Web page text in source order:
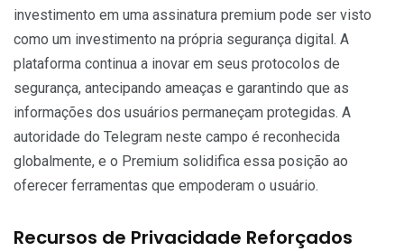
investimento em uma assinatura premium pode ser visto
como um investimento na própria segurança digital. A
plataforma continua a inovar em seus protocolos de
segurança, antecipando ameaças e garantindo que as
informações dos usuários permaneçam protegidas. A
autoridade do Telegram neste campo é reconhecida
globalmente, e o Premium solidifica essa posição ao
oferecer ferramentas que empoderam o usuário.
Recursos de Privacidade Reforçados